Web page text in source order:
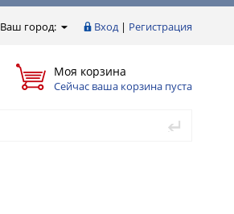
Ваш город: Вход| Регистрация
Моя корзина
Сейчас ваша корзина пуста